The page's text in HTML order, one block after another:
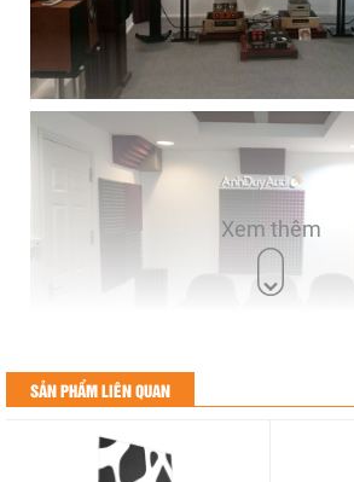
Xem thêm
SẢN PHẨM LIÊN QUAN